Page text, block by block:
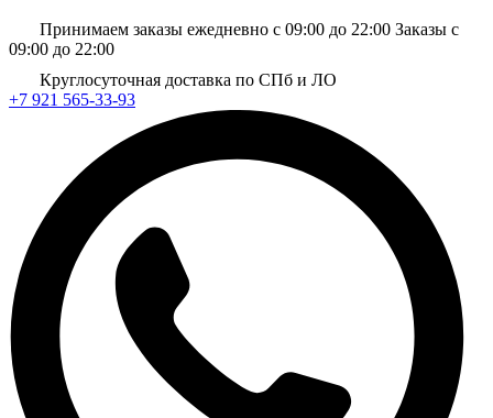
Принимаем заказы ежедневно с 09:00 до 22:00 Заказы с
09:00 до 22:00
Круглосуточная доставка по СПб и ЛО
+7 921 565-33-93